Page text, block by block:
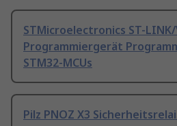
STMicroelectronics ST-LINK/
Programmiergerät
STM32-MCUs
Pilz PNOZ X3